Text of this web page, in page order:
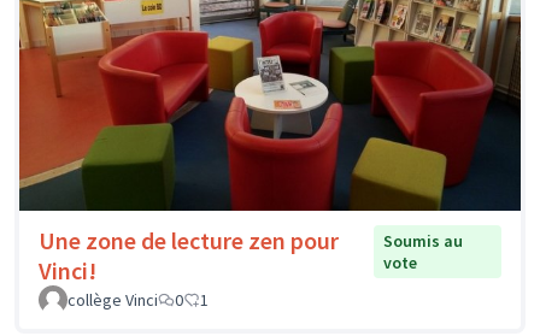
Une zone de lecture zen pour
Vinci!
Soumis au
vote
collège Vinci
0 1